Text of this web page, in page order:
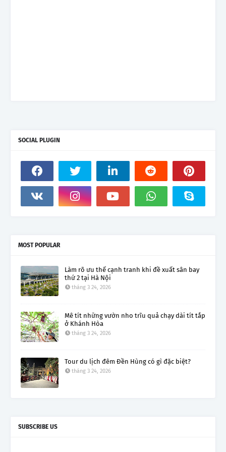
SOCIAL PLUGIN
MOST POPULAR
Làm rõ ưu thế cạnh tranh khi đề xuất sân bay
thứ 2 tại Hà Nội
tháng 3 24, 2026
Mê tít những vườn nho trĩu quả chạy dài tít tắp
ở Khánh Hòa
tháng 3 24, 2026
Tour du lịch đêm Đền Hùng có gì đặc biệt?
tháng 3 24, 2026
SUBSCRIBE US